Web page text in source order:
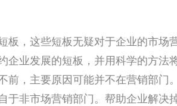
，这些短板无疑对于企业的市场
业发展的短板，并用科学的方法
，主要原因可能并不在营销部门
于非市场营销部门。帮助企业解决